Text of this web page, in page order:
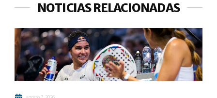
NOTICIAS RELACIONADAS